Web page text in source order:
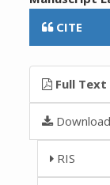
CITE
Full Text
RIS